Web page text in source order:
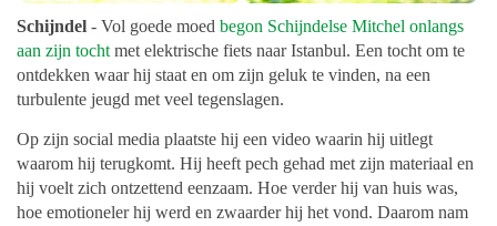
Schijndel - Vol goede moed begon Schijndelse Mitchel onlangs
aan zijn tocht met elektrische fiets naar Istanbul. Een tocht om te
ontdekken waar hij staat en om zijn geluk te vinden, na een
turbulente jeugd met veel tegenslagen.
Op zijn social media plaatste hij een video waarin hij uitlegt
waarom hij terugkomt. Hij heeft pech gehad met zijn materiaal en
hij voelt zich ontzettend eenzaam. Hoe verder hij van huis was,
hoe emotioneler hij werd en zwaarder hij het vond. Daarom nam